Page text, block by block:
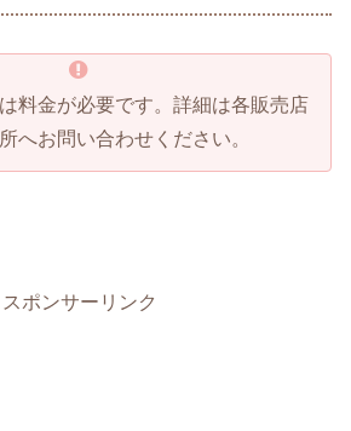
料金が必要です。詳細は各販売店
へお問い合わせください。
スポンサーリンク